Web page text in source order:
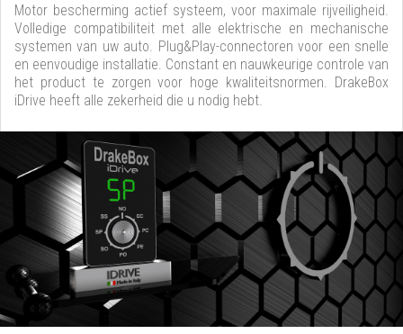
Motor bescherming actief systeem, voor maximale rijveiligheid.
Volledige compatibiliteit met alle elektrische en mechanische
systemen van uw auto. Plug&Play-connectoren voor een snelle
en eenvoudige installatie. Constant en nauwkeurige controle van
het product te zorgen voor hoge kwaliteitsnormen. DrakeBox
iDrive heeft alle zekerheid die u nodig hebt.